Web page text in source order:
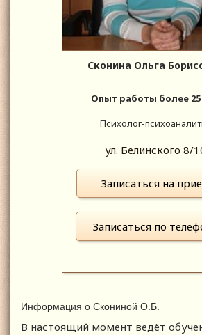
Сконина Ольга
Опыт работы более 25
Психолог-
ул. Белинского 8/
Записаться на
Записаться по
Информация о Скониной О.Б.
В настоящий момент ведёт